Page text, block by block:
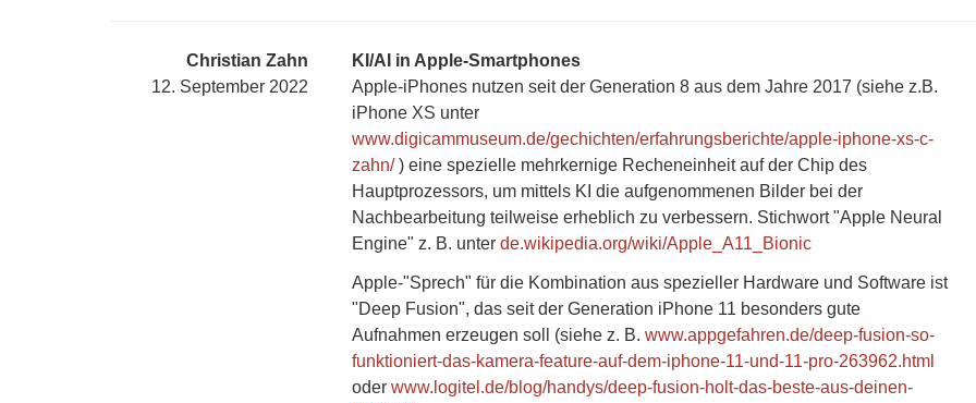
Christian Zahn
12. September 2022
KI/AI in Apple-Smartphones
Apple-iPhones nutzen seit der Generation 8 aus dem Jahre 2017 (siehe z.B.
iPhone XS unter
www.digicammuseum.de/gechichten/erfahrungsberichte/apple-iphone-xs-c-
zahn/) eine spezielle mehrkernige Recheneinheit auf der Chip des
Hauptprozessors, um mittels KI die aufgenommenen Bilder bei der
Nachbearbeitung teilweise erheblich zu verbessern. Stichwort "Apple Neural
Engine" z. B. unterde.wikipedia.org/wiki/Apple_A11_Bionic
Apple-"Sprech" für die Kombination aus spezieller Hardware und Software ist
"Deep Fusion", das seit der Generation iPhone 11 besonders gute
Aufnahmen erzeugen soll (siehe z. B.www.appgefahren.de/deep-fusion-so-
funktioniert-das-kamera-feature-auf-dem-iphone-11-und-11-pro-263962.html
oderwww.logitel.de/blog/handys/deep-fusion-holt-das-beste-aus-deinen-